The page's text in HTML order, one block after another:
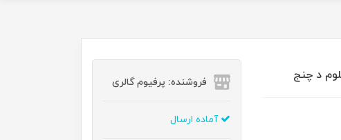
فروشنده: پرفیوم گالری
آماده ارسال